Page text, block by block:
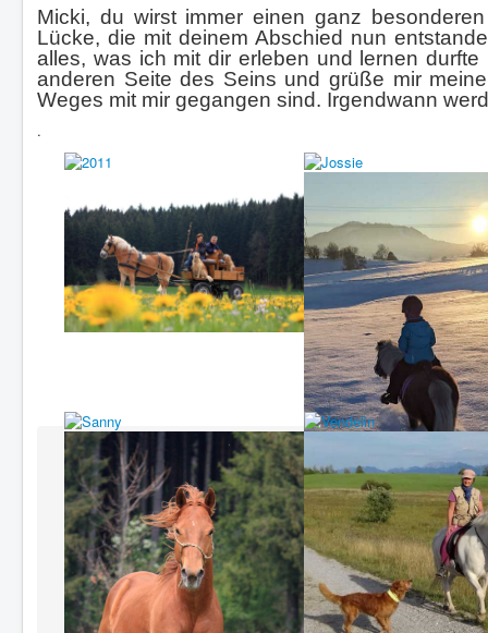
Micki, du wirst immer einen ganz
Lücke, die mit deinem Abschied nun
alles, was ich mit dir erleben und lernen
anderen Seite des Seins und grüße mir
Weges mit mir gegangen sind. Irgendwann
.